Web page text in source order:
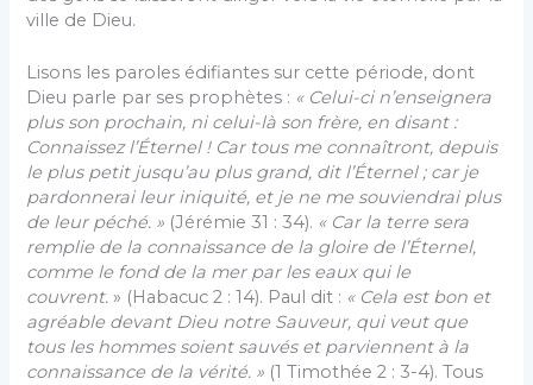
ville de Dieu.
Lisons les paroles édifiantes sur cette période, dont
Dieu parle par ses prophètes : « Celui-ci n’enseignera
plus son prochain, ni celui-là son frère, en disant :
Connaissez l’Éternel ! Car tous me connaîtront, depuis
le plus petit jusqu’au plus grand, dit l’Éternel ; car je
pardonnerai leur iniquité, et je ne me souviendrai plus
de leur péché. » (Jérémie 31 : 34). « Car la terre sera
remplie de la connaissance de la gloire de l’Éternel,
comme le fond de la mer par les eaux qui le
couvrent. » (Habacuc 2 : 14). Paul dit : « Cela est bon et
agréable devant Dieu notre Sauveur, qui veut que
tous les hommes soient sauvés et parviennent à la
connaissance de la vérité. » (1 Timothée 2 : 3-4). Tous